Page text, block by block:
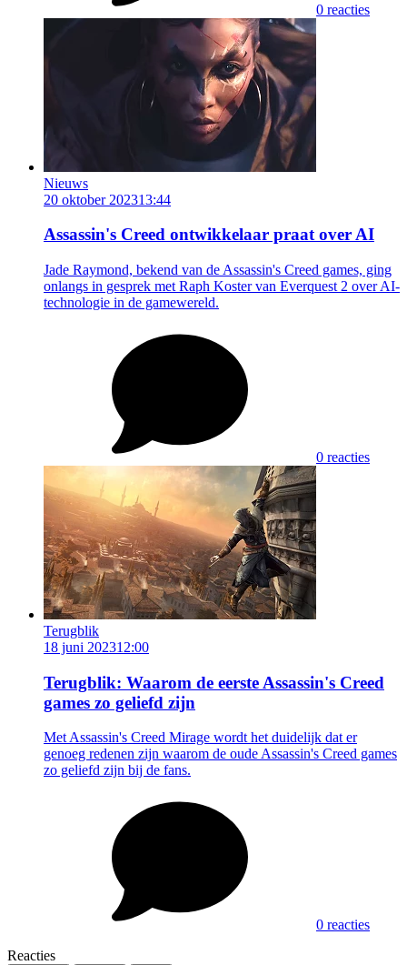
0 reacties
Nieuws
20 oktober 202313:44
Assassin's Creed ontwikkelaar praat over AI
Jade Raymond, bekend van de Assassin's Creed games, ging
onlangs in gesprek met Raph Koster van Everquest 2 over AI-
technologie in de gamewereld.
0 reacties
Terugblik
18 juni 202312:00
Terugblik: Waarom de eerste Assassin's Creed
games zo geliefd zijn
Met Assassin's Creed Mirage wordt het duidelijk dat er
genoeg redenen zijn waarom de oude Assassin's Creed games
zo geliefd zijn bij de fans.
0 reacties
Reacties